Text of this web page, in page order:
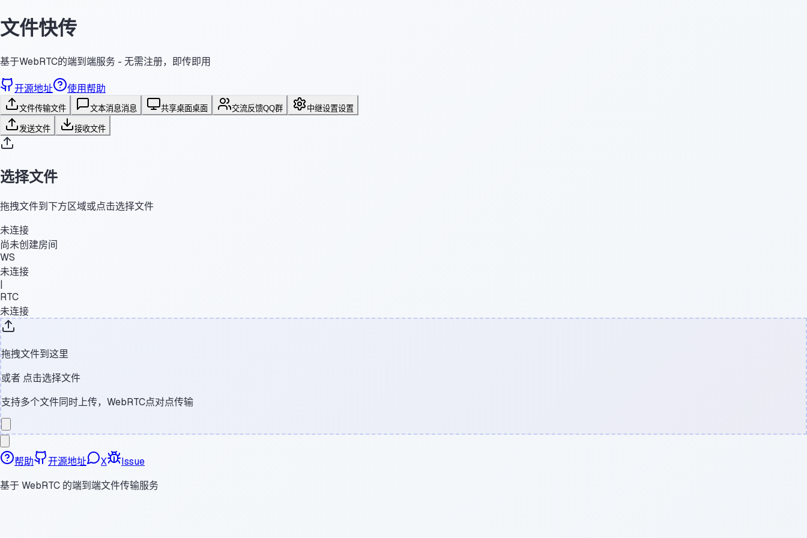
文件快传
基于WebRTC的端到端服务 - 无需注册，即传即用
开源地址 使用帮助
文件传输文件 文本消息消息 共享桌面桌面 交流反馈QQ群 中继设置设置
发送文件 接收文件
选择文件
拖拽文件到下方区域或点击选择文件
未连接
尚未创建房间
WS
未连接
|
RTC
未连接
拖拽文件到这里
或者 点击选择文件
支持多个文件同时上传，WebRTC点对点传输
帮助 开源地址 X
Issue
基于 WebRTC 的端到端文件传输服务